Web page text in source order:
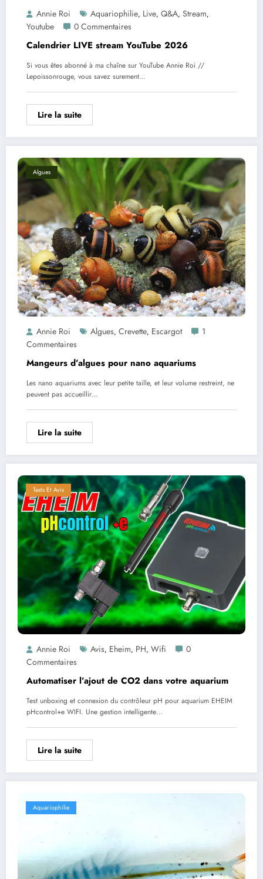
Annie Roi Aquariophilie, Live, Q&A, Stream,
Youtube 0 Commentaires
Calendrier LIVE stream YouTube 2026
Si vous êtes abonné à ma chaîne sur YouTube Annie Roi //
Lepoissonrouge, vous savez surement…
Lire la suite
Algues
Annie Roi Algues, Crevette, Escargot
1
Commentaires
Mangeurs d’algues pour nano aquariums
Les nano aquariums avec leur petite taille, et leur volume restreint, ne
peuvent pas accueillir…
Lire la suite
Tests Et Avis
Annie Roi Avis, Eheim, PH, Wifi
0
Commentaires
Automatiser l’ajout de CO2 dans votre aquarium
Test unboxing et connexion du contrôleur pH pour aquarium EHEIM
pHcontrol+e WIFI. Une gestion intelligente…
Lire la suite
Aquariophilie